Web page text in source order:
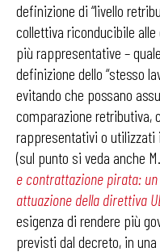
definizione di “livello
collettiva riconducibile
più rappresentative –
definizione dello “stesso
evitando che possano
comparazione retributiva,
rappresentativi o
(sul punto si veda anche
e contrattazione pirata:
attuazione della direttiva
esigenza di rendere più
previsti dal decreto, in